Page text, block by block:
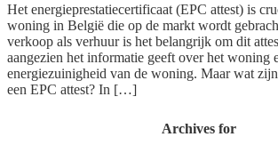
Het energieprestatiecertificaat (EPC attest) is
woning in België die op de markt wordt
verkoop als verhuur is het belangrijk om dit
aangezien het informatie geeft over het woning
energiezuinigheid van de woning. Maar wat
een EPC attest? In […]
Archives for